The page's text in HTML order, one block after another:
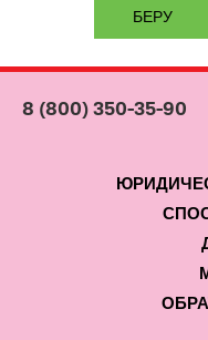
8 (800) 350-35-90